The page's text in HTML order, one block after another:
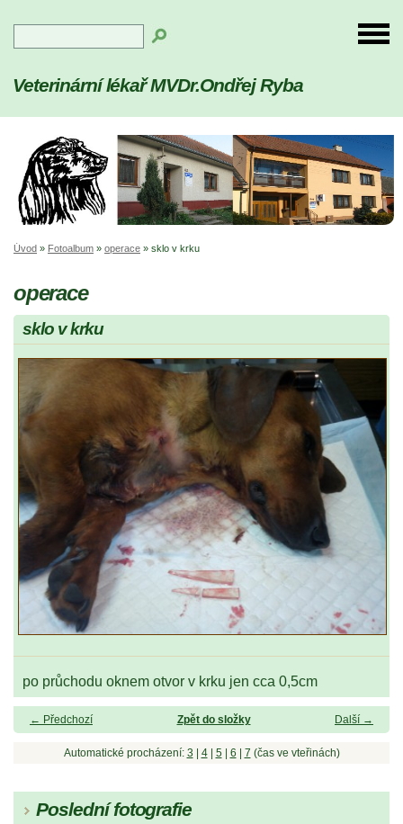
Veterinární lékař MVDr.Ondřej Ryba
Úvod » Fotoalbum » operace » sklo v krku
operace
sklo v krku
po průchodu oknem otvor v krku jen cca 0,5cm
← Předchozí Další →
Zpět do složky
Automatické procházení: 3 4| 5| 6 7 (čas ve vteřinách)
Poslední fotografie